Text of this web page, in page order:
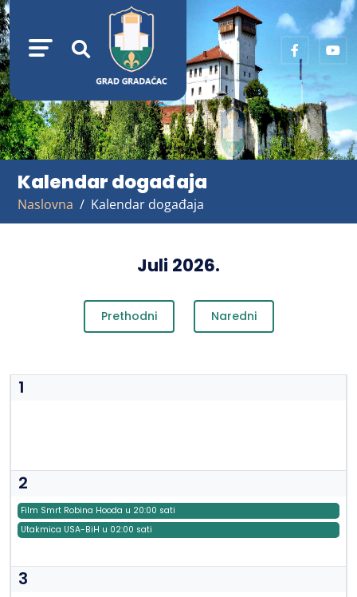
Kalendar događaja
Naslovna Kalendar događaja
Juli 2026.
Prethodni Naredni
1
2
Film Smrt Robina Hooda u 20:00 sati
Utakmica USA-BiH u 02:00 sati
3